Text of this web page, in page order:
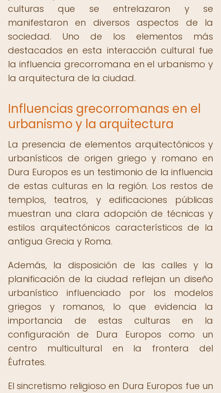
culturas que se entrelazaron y se
manifestaron en diversos aspectos de la
sociedad. Uno de los elementos más
destacados en esta interacción cultural fue
la influencia grecorromana en el urbanismo y
la arquitectura de la ciudad.
Influencias grecorromanas en el
urbanismo y la arquitectura
La presencia de elementos arquitectónicos y
urbanísticos de origen griego y romano en
Dura Europos es un testimonio de la influencia
de estas culturas en la región. Los restos de
templos, teatros, y edificaciones públicas
muestran una clara adopción de técnicas y
estilos arquitectónicos característicos de la
antigua Grecia y Roma.
Además, la disposición de las calles y la
planificación de la ciudad reflejan un diseño
urbanístico influenciado por los modelos
griegos y romanos, lo que evidencia la
importancia de estas culturas en la
configuración de Dura Europos como un
centro multicultural en la frontera del
Éufrates.
El sincretismo religioso en Dura Europos fue un